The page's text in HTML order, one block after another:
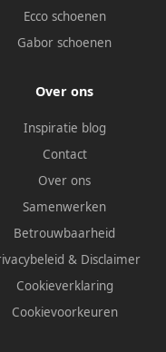
Ecco schoenen
Gabor schoenen
Over ons
Inspiratie blog
Contact
Over ons
Samenwerken
Betrouwbaarheid
& Disclaimer
Cookieverklaring
Cookievoorkeuren